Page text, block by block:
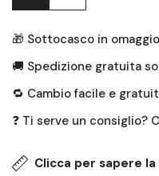
🎁 Sottocasco in
🚚 Spedizione gratuita
🔁 Cambio facile e
❓ Ti serve un consiglio?
Clicca per sapere